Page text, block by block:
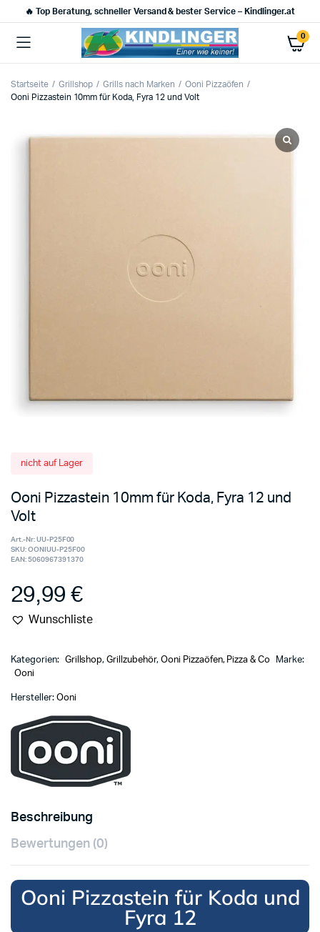
🔥 Top Beratung, schneller Versand & bester Service – Kindlinger.at
0
Startseite Grillshop Grills nach Marken
Ooni Pizzaöfen
Ooni Pizzastein 10mm für Koda, Fyra 12 und Volt
nicht auf Lager
Ooni Pizzastein 10mm für Koda, Fyra 12 und
Volt
Art.-Nr:UU-P25F00
SKU: OONIUU-P25F00
EAN:5060967391370
29,99€
Wunschliste
Kategorien: Grillshop,Grillzubehör, Ooni Pizzaöfen, Pizza & Co
Marke:
Ooni
Hersteller: Ooni
Beschreibung
Bewertungen (0)
Ooni Pizzastein für Koda und
Fyra 12